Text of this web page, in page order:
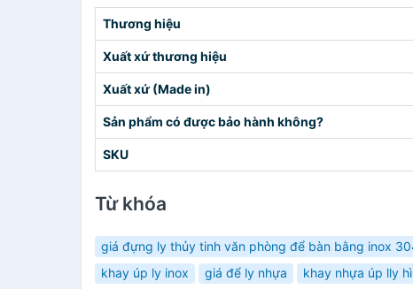
Thương hiệu
Xuất xứ thương hiệu
Xuất xứ (Made in)
Sản phẩm có được bảo hành không?
SKU
Từ khóa
giá đựng ly thủy tinh văn phòng để bàn bằng inox
khay úp ly inox
giá để ly nhựa khay nhựa úp lly